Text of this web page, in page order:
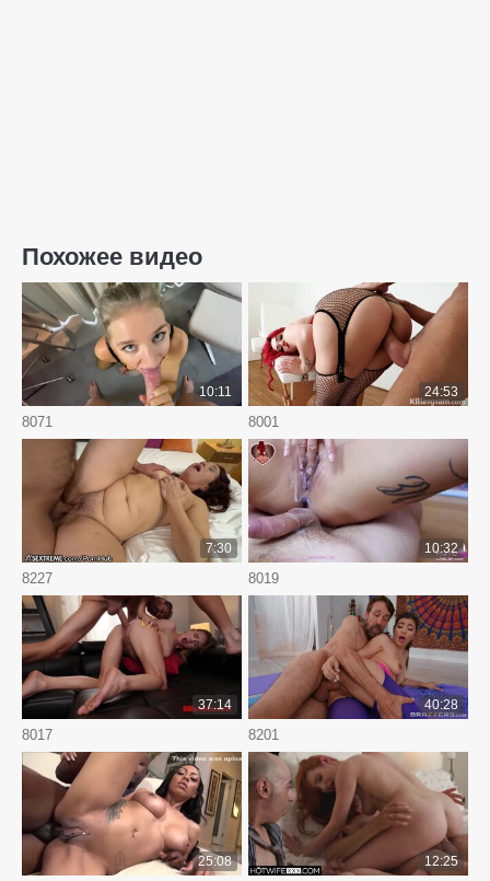
Похожее видео
8071
10:11
8001
24:53
8227
7:30
8019
10:32
8017
37:14
8201
40:28
25:08 12:25